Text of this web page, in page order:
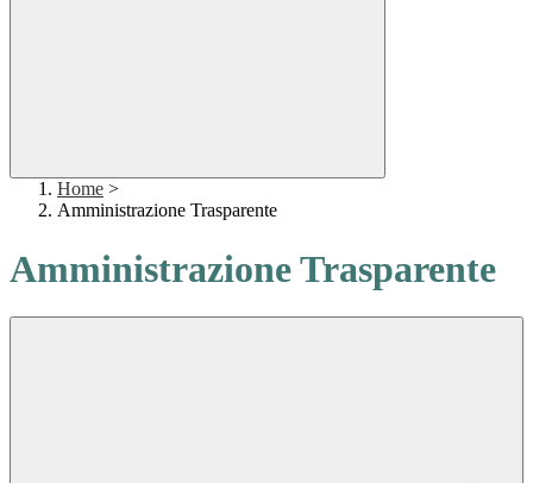
Home >
Amministrazione Trasparente
Amministrazione Trasparente